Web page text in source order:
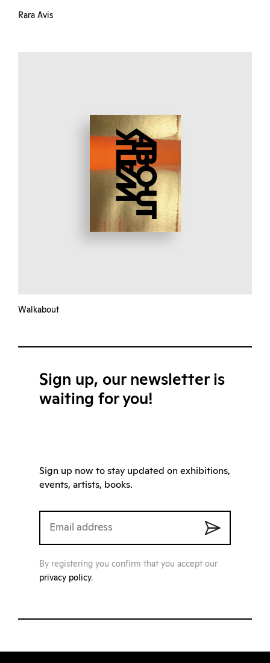
Rara Avis
Walkabout
Sign up, our newsletter is
waiting for you!
Sign up now to stay updated on exhibitions,
events, artists, books.
By registering you confirm that you accept our
privacy policy.